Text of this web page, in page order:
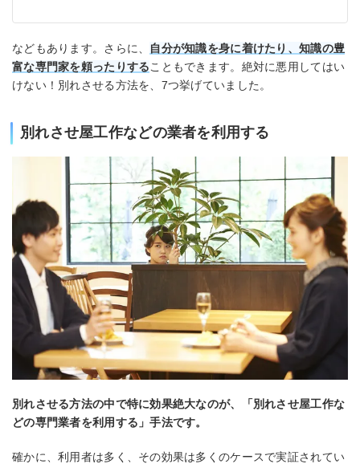
などもあります。さらに、
自分が知識を身に着けたり、知識の豊
富な専門家を頼ったりすることもできます。絶対に悪用してはい
けない！別れさせる方法を、7つ挙げていました。
別れさせ屋工作などの業者を利用する
別れさせる方法の中で特に効果絶大なのが、「別れさせ屋工作な
どの専門業者を利用する」手法です。
確かに、利用者は多く、その効果は多くのケースで実証されてい